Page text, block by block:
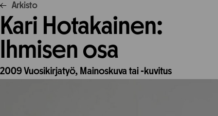
Arkisto
Kari Hotakainen:
Ihmisen osa
2009Vuosikirjatyö, Mainoskuva tai -kuvitus